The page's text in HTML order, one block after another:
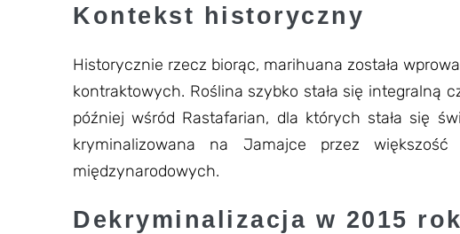
Kontekst historyczny
Historycznie rzecz biorąc, marihuana została
kontraktowych. Roślina szybko stała się integralną
później wśród Rastafarian, dla których stała się
kryminalizowana na Jamajce przez
międzynarodowych.
Dekryminalizacja w 2015